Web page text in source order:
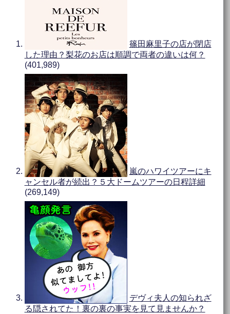
篠田麻里子の店が閉店
した理由？梨花のお店は順調で両者の違いは何？
(401,989)
嵐のハワイツアーにキ
ャンセル者が続出？５大ドームツアーの日程詳細
(269,149)
デヴィ夫人の知られざ
る隠されてた！裏の裏の事実を見て見ませんか？